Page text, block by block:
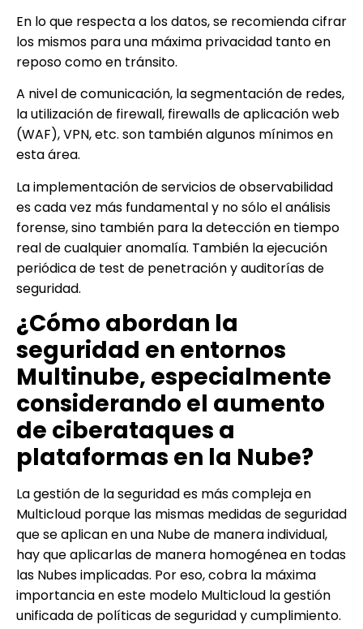
En lo que respecta a los datos, se recomienda cifrar
los mismos para una máxima privacidad tanto en
reposo como en tránsito.
A nivel de comunicación, la segmentación de redes,
la utilización de firewall, firewalls de aplicación web
(WAF), VPN, etc. son también algunos mínimos en
esta área.
La implementación de servicios de observabilidad
es cada vez más fundamental y no sólo el análisis
forense, sino también para la detección en tiempo
real de cualquier anomalía. También la ejecución
periódica de test de penetración y auditorías de
seguridad.
¿Cómo abordan la
seguridad en entornos
Multinube, especialmente
considerando el aumento
de ciberataques a
plataformas en la Nube?
La gestión de la seguridad es más compleja en
Multicloud porque las mismas medidas de seguridad
que se aplican en una Nube de manera individual,
hay que aplicarlas de manera homogénea en todas
las Nubes implicadas. Por eso, cobra la máxima
importancia en este modelo Multicloud la gestión
unificada de políticas de seguridad y cumplimiento.